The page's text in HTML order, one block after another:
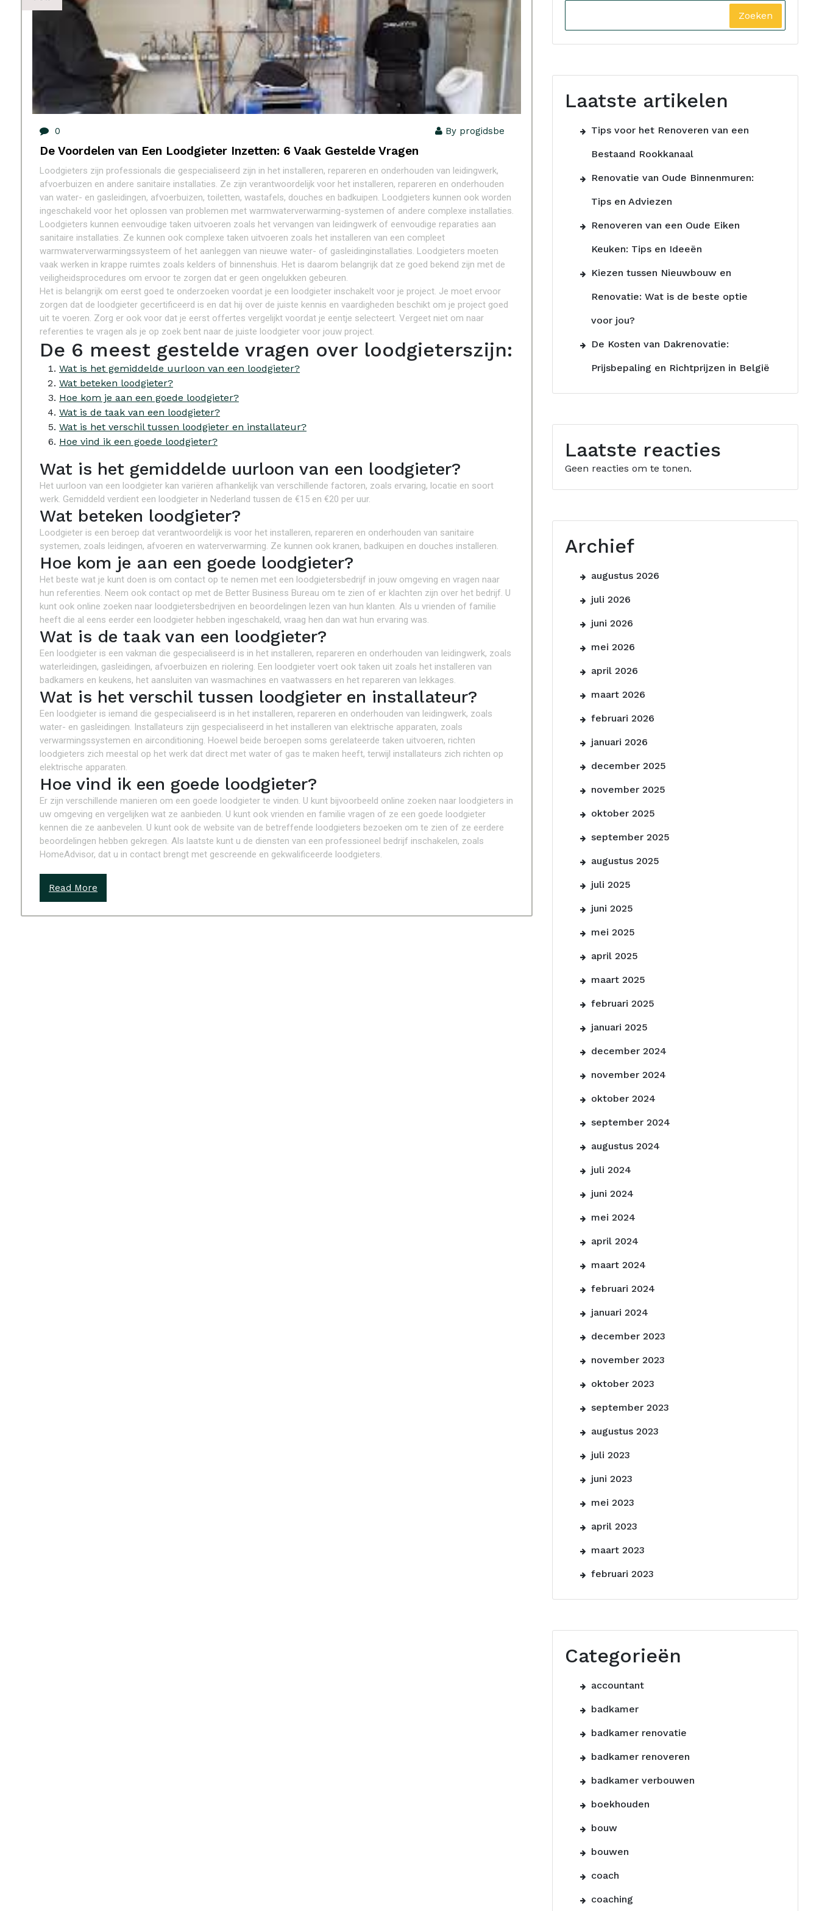
0 By progidsbe
De Voordelen van Een Loodgieter Inzetten: 6 Vaak Gestelde Vragen
Loodgieters zijn professionals die gespecialiseerd zijn in het installeren, repareren en onderhouden van leidingwerk,
afvoerbuizen en andere sanitaire installaties. Ze zijn verantwoordelijk voor het installeren, repareren en onderhouden
van water- en gasleidingen, afvoerbuizen, toiletten, wastafels, douches en badkuipen. Loodgieters kunnen ook worden
ingeschakeld voor het oplossen van problemen met warmwaterverwarming-systemen of andere complexe installaties.
Loodgieters kunnen eenvoudige taken uitvoeren zoals het vervangen van leidingwerk of eenvoudige reparaties aan
sanitaire installaties. Ze kunnen ook complexe taken uitvoeren zoals het installeren van een compleet
warmwaterverwarmingssysteem of het aanleggen van nieuwe water- of gasleidinginstallaties. Loodgieters moeten
vaak werken in krappe ruimtes zoals kelders of binnenshuis. Het is daarom belangrijk dat ze goed bekend zijn met de
veiligheidsprocedures om ervoor te zorgen dat er geen ongelukken gebeuren.
Het is belangrijk om eerst goed te onderzoeken voordat je een loodgieter inschakelt voor je project. Je moet ervoor
zorgen dat de loodgieter gecertificeerd is en dat hij over de juiste kennis en vaardigheden beschikt om je project goed
uit te voeren. Zorg er ook voor dat je eerst offertes vergelijkt voordat je eentje selecteert. Vergeet niet om naar
referenties te vragen als je op zoek bent naar de juiste loodgieter voor jouw project.
De 6 meest gestelde vragen over loodgieterszijn:
Wat is het gemiddelde uurloon van een loodgieter?
Wat beteken loodgieter?
Hoe kom je aan een goede loodgieter?
Wat is de taak van een loodgieter?
Wat is het verschil tussen loodgieter en installateur?
Hoe vind ik een goede loodgieter?
Wat is het gemiddelde uurloon van een loodgieter?
Het uurloon van een loodgieter kan variëren afhankelijk van verschillende factoren, zoals ervaring, locatie en soort
werk. Gemiddeld verdient een loodgieter in Nederland tussen de €15 en €20 per uur.
Wat beteken loodgieter?
Loodgieter is een beroep dat verantwoordelijk is voor het installeren, repareren en onderhouden van sanitaire
systemen, zoals leidingen, afvoeren en waterverwarming. Ze kunnen ook kranen, badkuipen en douches installeren.
Hoe kom je aan een goede loodgieter?
Het beste wat je kunt doen is om contact op te nemen met een loodgietersbedrijf in jouw omgeving en vragen naar
hun referenties. Neem ook contact op met de Better Business Bureau om te zien of er klachten zijn over het bedrijf. U
kunt ook online zoeken naar loodgietersbedrijven en beoordelingen lezen van hun klanten. Als u vrienden of familie
heeft die al eens eerder een loodgieter hebben ingeschakeld, vraag hen dan wat hun ervaring was.
Wat is de taak van een loodgieter?
Een loodgieter is een vakman die gespecialiseerd is in het installeren, repareren en onderhouden van leidingwerk, zoals
waterleidingen, gasleidingen, afvoerbuizen en riolering. Een loodgieter voert ook taken uit zoals het installeren van
badkamers en keukens, het aansluiten van wasmachines en vaatwassers en het repareren van lekkages.
Wat is het verschil tussen loodgieter en installateur?
Een loodgieter is iemand die gespecialiseerd is in het installeren, repareren en onderhouden van leidingwerk, zoals
water- en gasleidingen. Installateurs zijn gespecialiseerd in het installeren van elektrische apparaten, zoals
verwarmingssystemen en airconditioning. Hoewel beide beroepen soms gerelateerde taken uitvoeren, richten
loodgieters zich meestal op het werk dat direct met water of gas te maken heeft, terwijl installateurs zich richten op
elektrische apparaten.
Hoe vind ik een goede loodgieter?
Er zijn verschillende manieren om een goede loodgieter te vinden. U kunt bijvoorbeeld online zoeken naar loodgieters in
uw omgeving en vergelijken wat ze aanbieden. U kunt ook vrienden en familie vragen of ze een goede loodgieter
kennen die ze aanbevelen. U kunt ook de website van de betreffende loodgieters bezoeken om te zien of ze eerdere
beoordelingen hebben gekregen. Als laatste kunt u de diensten van een professioneel bedrijf inschakelen, zoals
HomeAdvisor, dat u in contact brengt met gescreende en gekwalificeerde loodgieters.
Read More
Zoeken
Laatste artikelen
Tips voor het Renoveren van een
Bestaand Rookkanaal
Renovatie van Oude Binnenmuren:
Tips en Adviezen
Renoveren van een Oude Eiken
Keuken: Tips en Ideeën
Kiezen tussen Nieuwbouw en
Renovatie: Wat is de beste optie
voor jou?
De Kosten van Dakrenovatie:
Prijsbepaling en Richtprijzen in België
Laatste reacties
Geen reacties om te tonen.
Archief
augustus 2026
juli 2026
juni 2026
mei 2026
april 2026
maart 2026
februari 2026
januari 2026
december 2025
november 2025
oktober 2025
september 2025
augustus 2025
juli 2025
juni 2025
mei 2025
april 2025
maart 2025
februari 2025
januari 2025
december 2024
november 2024
oktober 2024
september 2024
augustus 2024
juli 2024
juni 2024
mei 2024
april 2024
maart 2024
februari 2024
januari 2024
december 2023
november 2023
oktober 2023
september 2023
augustus 2023
juli 2023
juni 2023
mei 2023
april 2023
maart 2023
februari 2023
Categorieën
accountant
badkamer
badkamer renovatie
badkamer renoveren
badkamer verbouwen
boekhouden
bouw
bouwen
coach
coaching